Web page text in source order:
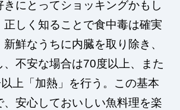
きにとってショッキングかもし
正しく知ることで食中毒は確実
鮮なうちに内臓を取り除き、
、不安な場合は70度以上、また
上「加熱」を行う。この基本
、安心しておいしい魚料理を楽